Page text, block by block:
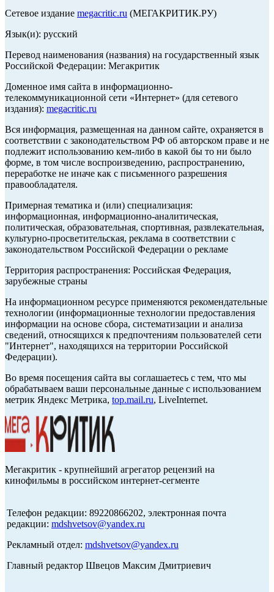
Сетевое издание megacritic.ru (МЕГАКРИТИК.РУ)
Язык(и): русский
Перевод наименования (названия) на государственный язык
Российской Федерации: Мегакритик
Доменное имя сайта в информационно-
телекоммуникационной сети «Интернет» (для сетевого
издания): megacritic.ru
Вся информация, размещенная на данном сайте, охраняется в
соответствии с законодательством РФ об авторском праве и не
подлежит использованию кем-либо в какой бы то ни было
форме, в том числе воспроизведению, распространению,
переработке не иначе как с письменного разрешения
правообладателя.
Примерная тематика и (или) специализация:
информационная, информационно-аналитическая,
политическая, образовательная, спортивная, развлекательная,
культурно-просветительская, реклама в соответствии с
законодательством Российской Федерации о рекламе
Территория распространения: Российская Федерация,
зарубежные страны
На информационном ресурсе применяются рекомендательные
технологии (информационные технологии предоставления
информации на основе сбора, систематизации и анализа
сведений, относящихся к предпочтениям пользователей сети
"Интернет", находящихся на территории Российской
Федерации).
Во время посещения сайта вы соглашаетесь с тем, что мы
обрабатываем ваши персональные данные с использованием
метрик Яндекс Метрика, top.mail.ru, LiveInternet.
Мегакритик - крупнейший агрегатор рецензий на
кинофильмы в российском интернет-сегменте
Телефон редакции: 89220866202, электронная почта
редакции: mdshvetsov@yandex.ru
Рекламный отдел: mdshvetsov@yandex.ru
Главный редактор Швецов Максим Дмитриевич